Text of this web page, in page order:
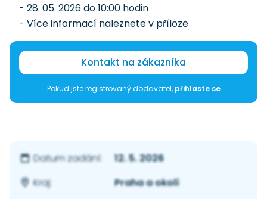
- 28. 05. 2026 do 10:00 hodin
- Více informací naleznete v příloze
Kontakt na zákazníka
Pokud jste registrovaný dodavatel, přihlaste se
Datum zadání:
12. 5. 2026
Kraj:
Praha a okolí